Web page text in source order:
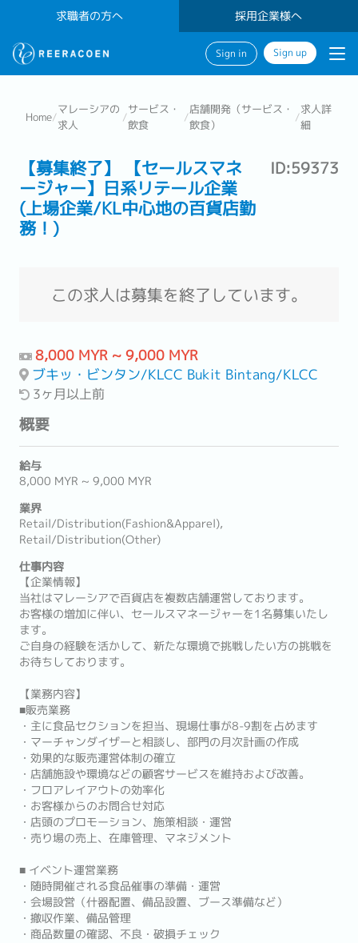
求職者の方へ 採用企業様へ
Sign in Sign up
Home/
マレーシアの
求人
/
サービス・
飲食
/
店舗開発（サービス・
飲食）
/
求人詳
細
【募集終了】 【セールスマネ
ージャー】日系リテール企業
(上場企業/KL中心地の百貨店勤
務！)
ID:59373
この求人は募集を終了しています。
8,000 MYR ~ 9,000 MYR
ブキッ・ビンタン/KLCC Bukit Bintang/KLCC
3ヶ月以上前
概要
給与
8,000 MYR ~ 9,000 MYR
業界
Retail/Distribution(Fashion&Apparel),
Retail/Distribution(Other)
仕事内容
【企業情報】
当社はマレーシアで百貨店を複数店舗運営しております。
お客様の増加に伴い、セールスマネージャーを1名募集いたし
ます。
ご自身の経験を活かして、新たな環境で挑戦したい方の挑戦を
お待ちしております。
【業務内容】
■販売業務
・主に食品セクションを担当、現場仕事が8-9割を占めます
・マーチャンダイザーと相談し、部門の月次計画の作成
・効果的な販売運営体制の確立
・店舗施設や環境などの顧客サービスを維持および改善。
・フロアレイアウトの効率化
・お客様からのお問合せ対応
・店頭のプロモーション、施策相談・運営
・売り場の売上、在庫管理、マネジメント
■ イベント運営業務
・随時開催される食品催事の準備・運営
・会場設営（什器配置、備品設置、ブース準備など）
・撤収作業、備品管理
・商品数量の確認、不良・破損チェック